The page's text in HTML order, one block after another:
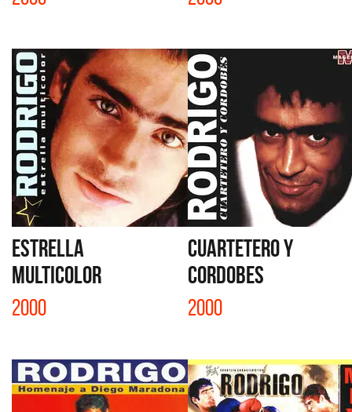
ESTRELLA
MULTICOLOR
2000
CUARTETERO Y
CORDOBES
2000